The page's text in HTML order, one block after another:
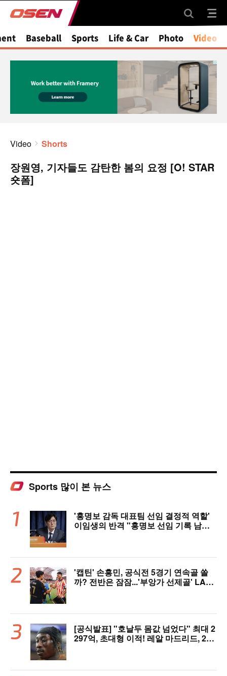
Baseball Sports Life & Car Photo Video
Video Shorts
장원영, 기자들도 감탄한 봄의 요정 [O! STAR
숏폼]
Sports 많이 본 뉴스
'홍명보 감독 대표팀 선임 결정적 역할'
이임생의 반격 "홍명보 선임 기록 남아
'캡틴' 손흥민, 공식전 5경기 연속골 쏠
까? 전반은 잠잠...'부앙가 선제골' LAF
[공식발표] "호날두 몸값 넘었다" 최대 2
297억, 초대형 이적! 레알 마드리드, 21